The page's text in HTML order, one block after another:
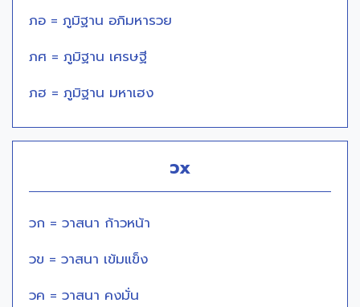
ภอ = ภูมิฐาน อภิมหารวย
ภศ = ภูมิฐาน เศรษฐี
ภฮ = ภูมิฐาน มหาเฮง
วx
วก = วาสนา ก้าวหน้า
วข = วาสนา เข้มแข็ง
วค = วาสนา คงมั่น